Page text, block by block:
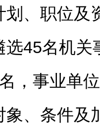
、职位及
45名机关
， 事业单位
、条件及